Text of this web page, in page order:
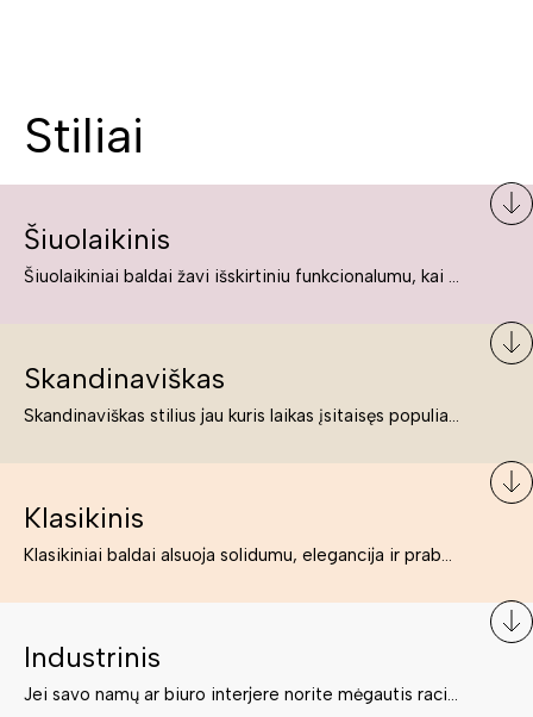
Stiliai
Šiuolaikinis
Šiuolaikiniai baldai žavi išskirtiniu funkcionalumu, kai kurie jų pelnytai net pavadinami meno kūriniais, nes jie tikrai yra išskirtiniai, originalūs ir puikiai atliepiantys į šiuolaikinių žmonių poreikius bei gyvenimo būdo ypatumus.
Skandinaviškas
Skandinaviškas stilius jau kuris laikas įsitaisęs populiariausiųjų sąraše. Namai, butai labai dažnai įrengiami remiantis būtent šio stiliaus ypatumais. Dėl švelnių spalvų, praktiškumo ir estetikos jis masina tuos, kurie neabejingi šviesiem ar neutralių spalvų koloritui, paprastumui, funkcionalumui, natūralumui ir stilingai estetikai. Platų skandinaviškų baldų spektrą rasite „Deinavos baldų“ asortimente.
Klasikinis
Klasikiniai baldai alsuoja solidumu, elegancija ir prabanga. Paprastai jie būna masyvūs, kuria didybės įspūdį. Neabejotinai jie bus geriausias pasirinkimas estetiškam ir rafinuotam klasikiniam namų interjerui. Kartais klasikiniai baldai traktuojami kaip senoviniai, bet tai ne tiesa – klasika yra stilius, neišsemiama elegancija ir rafinuotumas.
Industrinis
Jei savo namų ar biuro interjere norite mėgautis racionaliai išnaudotomis erdvėmis, funkcionalumu ir esate neabejingi tamsesniam koloritui bei praktiškiems sprendimams, tuomet industrinis stilius bus būtent tai, ko Jums reikia. O industrinio stiliaus baldus išsirinksite mūsų asortimente.